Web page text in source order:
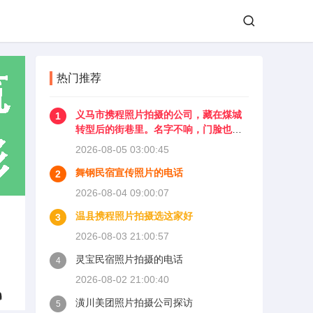
热门推荐
1
义马市携程照片拍摄的公司，藏在煤城
转型后的街巷里。名字不响，门脸也
小，但打开携程App搜索“义马酒
构图工整的图片，大半出自这家公司六
个人的相机。他们不接婚纱照，不拍生
商户和目的地生产“让人想下单”的照
片。
2026-08-05 03:00:45
2
舞钢民宿宣传照片的电话
2026-08-04 09:00:07
3
温县携程照片拍摄选这家好
2026-08-03 21:00:57
4
灵宝民宿照片拍摄的电话
2026-08-02 21:00:40
5 潢川美团照片拍摄公司探访